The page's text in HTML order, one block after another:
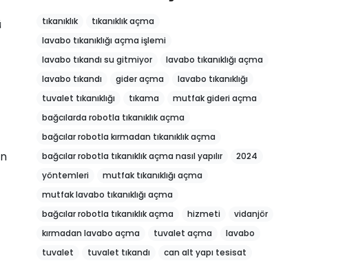
tıkanıklık
tıkanıklık açma
lavabo tıkanıklığı açma işlemi
lavabo tıkandı su gitmiyor
lavabo tıkanıklığı açma
lavabo tıkandı
gider açma
lavabo tıkanıklığı
tuvalet tıkanıklığı
tıkama
mutfak gideri açma
bağcılarda robotla tıkanıklık açma
bağcılar robotla kırmadan tıkanıklık açma
bağcılar robotla tıkanıklık açma nasıl yapılır
2024
yöntemleri
mutfak tıkanıklığı açma
mutfak lavabo tıkanıklığı açma
bağcılar robotla tıkanıklık açma
hizmeti
vidanjör
kırmadan lavabo açma
tuvalet açma
lavabo
tuvalet
tuvalet tıkandı
can alt yapı tesisat